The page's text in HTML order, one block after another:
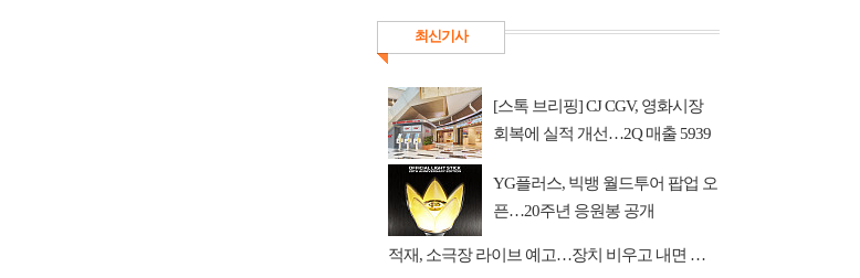
최신기사
[스톡 브리핑] CJ CGV, 영화시장
회복에 실적 개선…2Q 매출 5939
YG플러스, 빅뱅 월드투어 팝업 오
픈…20주년 응원봉 공개
적재, 소극장 라이브 예고…장치 비우고 내면 채운다